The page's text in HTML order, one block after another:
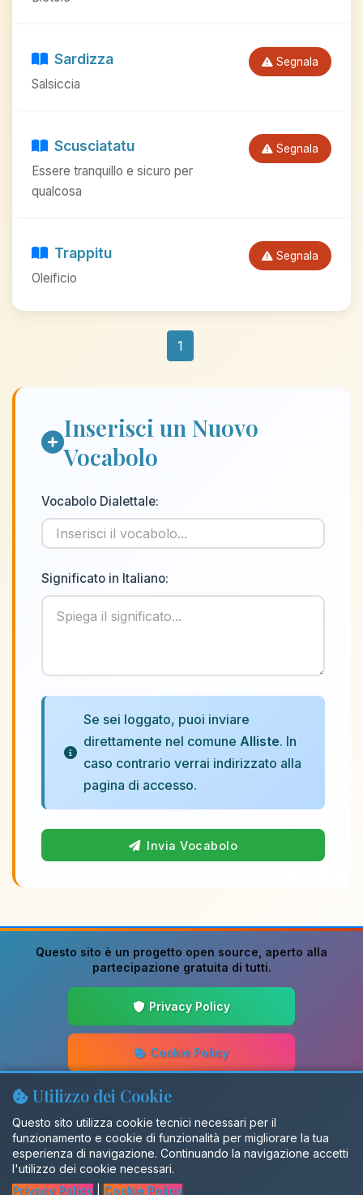
Sardizza
Salsiccia
Segnala
Scusciatatu
Essere tranquillo e sicuro per
qualcosa
Segnala
Trappitu
Oleificio
Segnala
1
Inserisci un Nuovo
Vocabolo
Vocabolo Dialettale:
Significato in Italiano:
Se sei loggato, puoi inviare
direttamente nel comune Alliste. In
caso contrario verrai indirizzato alla
pagina di accesso.
Invia Vocabolo
Questo sito è un progetto open source , aperto alla
partecipazione gratuita di tutti.
Privacy Policy
Cookie Policy
Guida alla Scrittura
Aggiornamenti
Gruppo Facebook
Utilizzo dei Cookie
Questo sito utilizza cookie tecnici necessari per il
funzionamento e cookie di funzionalità per migliorare la tua
esperienza di navigazione. Continuando la navigazione accetti
l'utilizzo dei cookie necessari.
Privacy Policy
Cookie Policy